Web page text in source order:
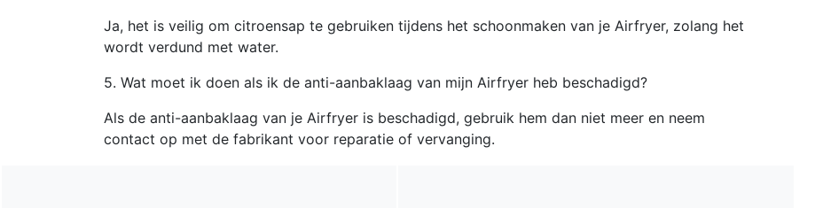
Ja, het is veilig om citroensap te gebruiken tijdens het schoonmaken van je Airfryer, zolang het
wordt verdund met water.
5. Wat moet ik doen als ik de anti-aanbaklaag van mijn Airfryer heb beschadigd?
Als de anti-aanbaklaag van je Airfryer is beschadigd, gebruik hem dan niet meer en neem
contact op met de fabrikant voor reparatie of vervanging.